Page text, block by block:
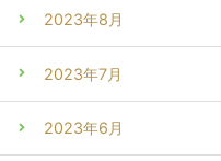
2023年8月
2023年7月
2023年6月